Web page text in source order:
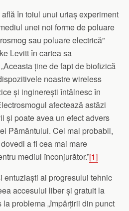
în toiul unui uriaș experiment
unei noi forme de poluare
sau poluare electrică”
Levitt în cartea sa
ține de fapt de biofizică
noastre wireless
și inginerești întâlnesc în
afectează astăzi
și poate avea un efect advers
Pământului. Cel mai probabil,
a fi cea mai mare
mediul înconjurător.”[1]
entuziaști ai progresului tehnic
accesului liber și gratuit la
problema „împărțirii din punct